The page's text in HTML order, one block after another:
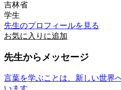
吉林省
学生
先生のプロフィールを見る
お気に入りに追加
先生からメッセージ
言葉を学ぶことは、新しい世界
います。